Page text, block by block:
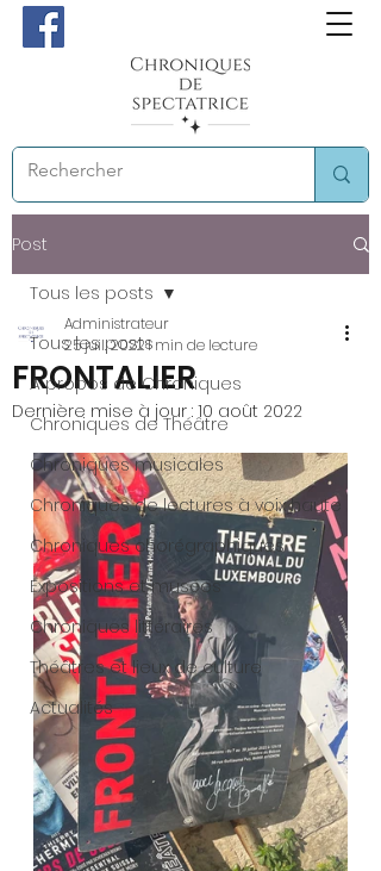
Post
Tous les posts
A propos de Chroniques
Chroniques de Théâtre
Chroniques musicales
Chroniques de lectures à voix haute
Chroniques chorégraphiques
Expositions et musées
Chroniques littéraires
Théâtres et lieux de culture
Actualités
Tous les posts
FRONTALIER
Administrateur
25 juil. 20221 min de lecture
Dernière mise à jour : 10 août 2022